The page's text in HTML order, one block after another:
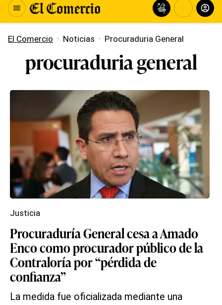
El Comercio · Noticias · Procuraduria General
procuraduria general
Procuraduría General cesa a Amado
Enco como procurador público de la
Contraloría por “pérdida de
confianza”
La medida fue oficializada mediante una
Justicia